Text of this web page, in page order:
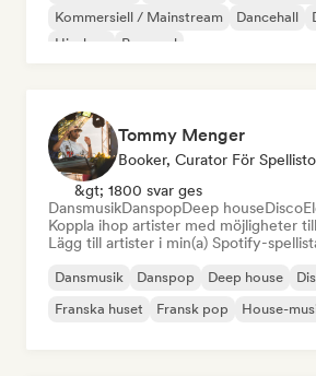
Kommersiell / Mainstream
Dancehall
Hip-hop
Pop soul
Tommy Menger
Booker, Curator För
&gt; 1800 svar ges
DansmusikDanspopDeep houseDisco
Koppla ihop artister med möjligheter
Lägg till artister i min(a) Spotify-
Dansmusik Danspop Deep house
Franska huset
Fransk pop House-